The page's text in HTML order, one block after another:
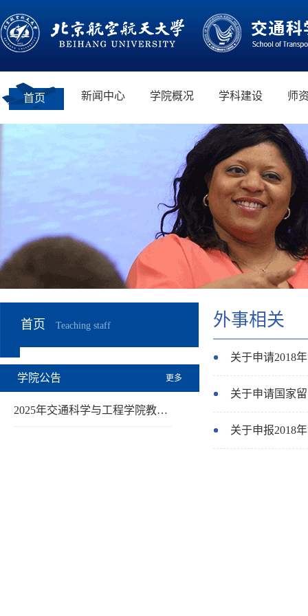
首页 新闻中心 学院概况 学科建设 师
首页 Teaching staff
学院公告 更多
2025年交通科学与工程学院教…
外事相关
关于申请2018
关于申请国家
关于申报2018